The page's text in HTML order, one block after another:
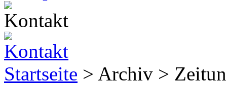
Startseite > Archiv >